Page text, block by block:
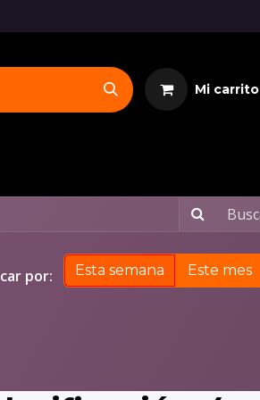
Mi carrito
por: Esta semana Este mes